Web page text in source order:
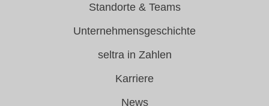
Standorte & Teams
Unternehmensgeschichte
seltra in Zahlen
Karriere
News